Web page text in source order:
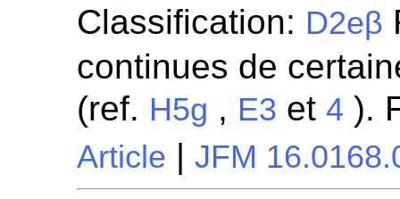
Classification: D2eβ
continues de
(ref. H5g , E3 et4 ).
Article |JFM